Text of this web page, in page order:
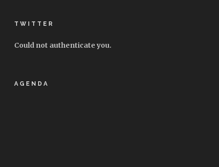
TWITTER
Could not authenticate you.
AGENDA